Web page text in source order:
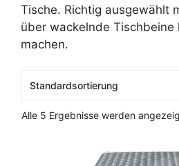
Tische. Richtig ausgewählt
über wackelnde Tischbeine
machen.
Alle 5 Ergebnisse werden